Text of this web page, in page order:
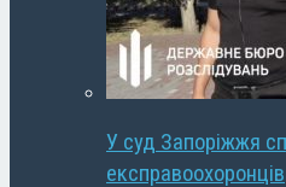
У суд Запоріжжя
експравоохоронців